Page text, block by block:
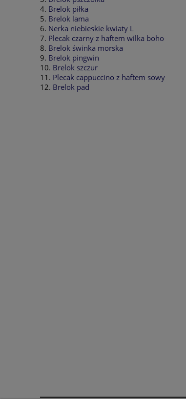
Brelok piłka
Brelok lama
Nerka niebieskie kwiaty L
Plecak czarny z haftem wilka boho
Brelok świnka morska
Brelok pingwin
Brelok szczur
Plecak cappuccino z haftem sowy
Brelok pad